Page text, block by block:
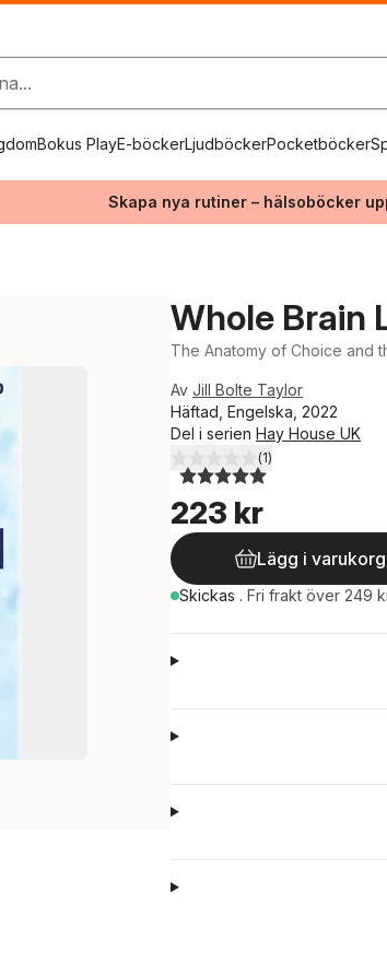
Bokus PlayE-böckerLjudböckerPocketböcker
Skapa nya rutiner – hälsoböcker
Whole Brain
The Anatomy of Choice and
Av Jill Bolte Taylor
Häftad, Engelska, 2022
Del i serien Hay House UK
5,0utav 5 stjärnor. Totalt antal
(1)
223 kr
Lägg i varukorg
Skickas . Fri frakt över 249